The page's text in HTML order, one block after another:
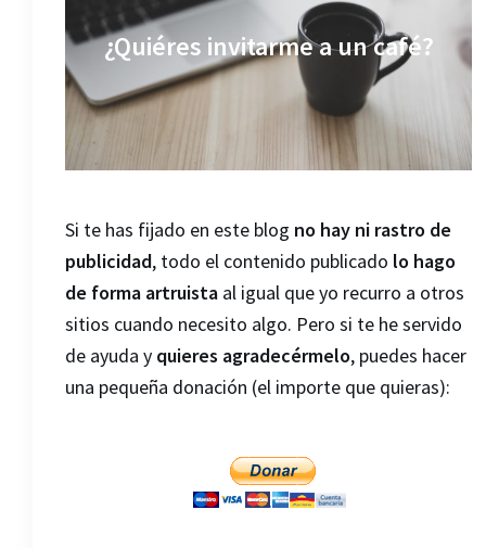
¿Quiéres invitarme a un café?
Si te has fijado en este blog no hay ni rastro de
publicidad, todo el contenido publicado lo hago
de forma artruista al igual que yo recurro a otros
sitios cuando necesito algo. Pero si te he servido
de ayuda y quieres agradecérmelo, puedes hacer
una pequeña donación (el importe que quieras):